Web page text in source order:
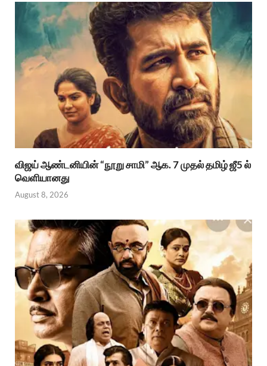
விஜய் ஆண்டனியின் “நூறு சாமி” ஆக. 7 முதல் தமிழ் ஜீ5 ல்
வெளியானது
August 8, 2026